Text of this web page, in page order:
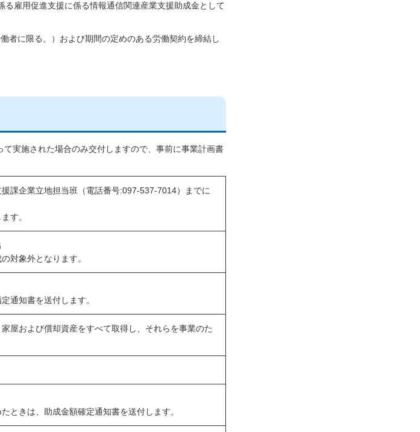
る雇用促進支援に係る情報通信関連産業支援助成金として
者に限る。）および期間の定めのある労働契約を締結し
実施された場合のみ交付しますので、事前に事業計画書
課企業立地担当班（電話番号:097-537-7014）までに
す。
対象外となります。
通知書を送付します。
屋および償却資産をすべて取得し、それらを事業のた
ときは、助成金額確定通知書を送付します。